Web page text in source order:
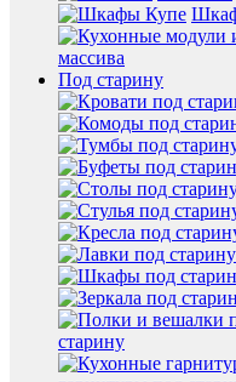
массива
Под старину
старину